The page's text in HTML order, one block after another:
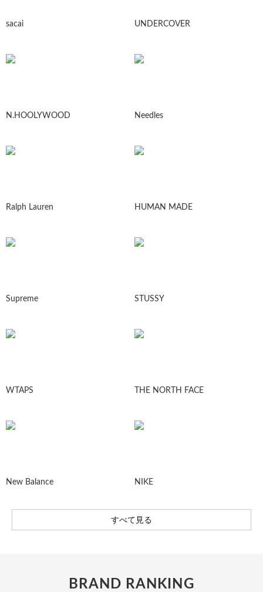
sacai UNDERCOVER
N.HOOLYWOOD Needles
Ralph Lauren HUMAN MADE
Supreme STUSSY
WTAPS THE NORTH FACE
New Balance NIKE
すべて見る
BRAND RANKING